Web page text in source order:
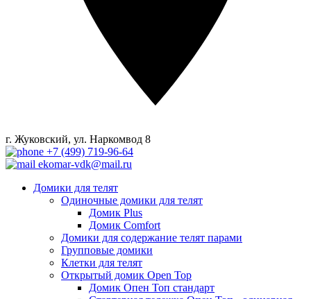
г. Жуковский, ул. Наркомвод 8
+7 (499) 719-96-64
ekomar-vdk@mail.ru
Домики для телят
Одиночные домики для телят
Домик Plus
Домик Comfort
Домики для содержание телят парами
Групповые домики
Клетки для телят
Открытый домик Open Top
Домик Опен Топ стандарт